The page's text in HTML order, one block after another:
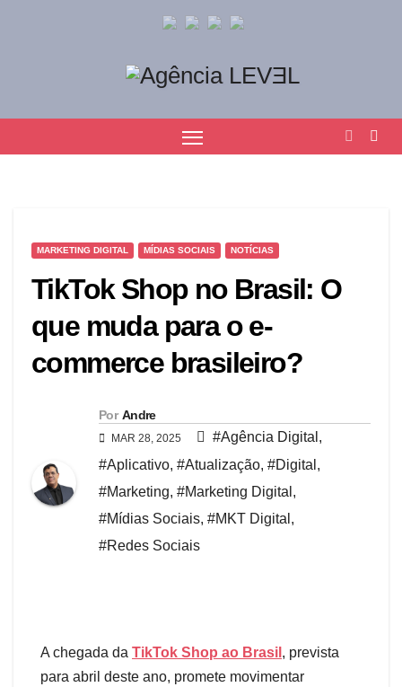
MARKETING DIGITAL MÍDIAS SOCIAIS NOTÍCIAS
TikTok Shop no Brasil: O
que muda para o e-
commerce brasileiro?
Por Andre
MAR 28, 2025 #Agência Digital ,
#Aplicativo, #Atualização, #Digital ,
#Marketing, #Marketing Digital ,
#Mídias Sociais, #MKT Digital ,
#Redes Sociais
A chegada da TikTok Shop ao Brasil , prevista
para abril deste ano, promete movimentar